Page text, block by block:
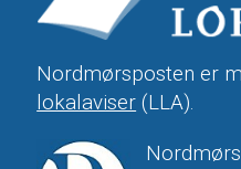
Nordmørsposten er
lokalaviser (LLA).